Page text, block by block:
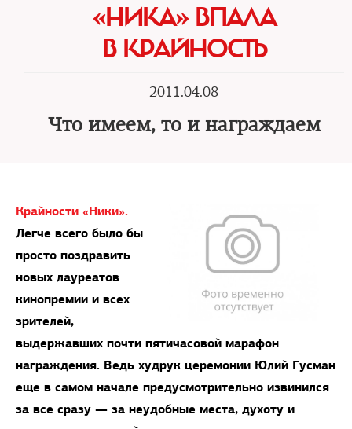
«НИКА» ВПАЛА
В КРАЙНОСТЬ
2011.04.08
Что имеем, то и награждаем
Крайности «Ники».
Легче всего было бы
просто поздравить
новых лауреатов
кинопремии и всех
зрителей,
выдержавших почти пятичасовой марафон
награждения. Ведь худрук церемонии Юлий Гусман
еще в самом начале предусмотрительно извинился
за все сразу — за неудобные места, духоту и